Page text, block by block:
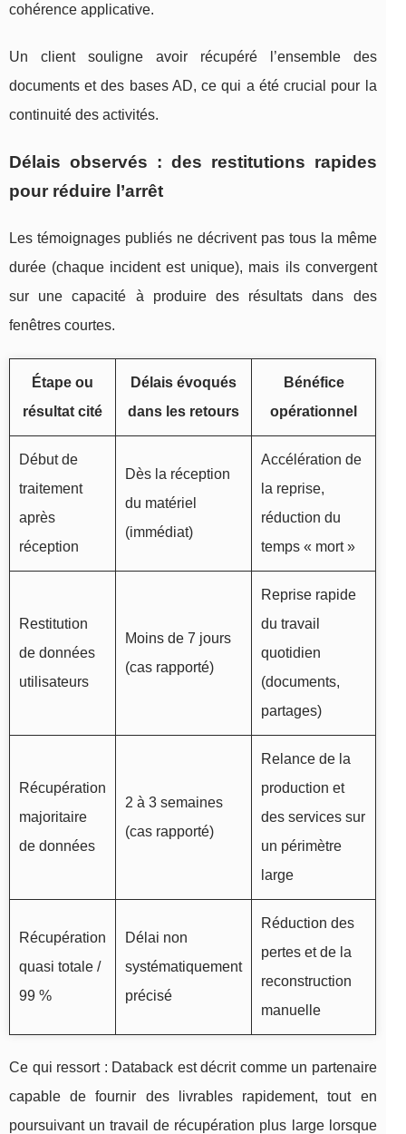
cohérence applicative.
Un client souligne avoir récupéré l’ensemble des
documents et des bases AD, ce qui a été crucial pour la
continuité des activités.
Délais observés : des restitutions rapides
pour réduire l’arrêt
Les témoignages publiés ne décrivent pas tous la même
durée (chaque incident est unique), mais ils convergent
sur une capacité à produire des résultats dans des
fenêtres courtes.
Étape ou
résultat cité
Délais évoqués
dans les retours
Bénéfice
opérationnel
Début de
traitement
après
réception
Dès la réception
du matériel
(immédiat)
Accélération de
la reprise,
réduction du
temps « mort »
Restitution
de données
utilisateurs
Moins de 7 jours
(cas rapporté)
Reprise rapide
du travail
quotidien
(documents,
partages)
Récupération
majoritaire
de données
2 à 3 semaines
(cas rapporté)
Relance de la
production et
des services sur
un périmètre
large
Récupération
quasi totale /
99 %
Délai non
systématiquement
précisé
Réduction des
pertes et de la
reconstruction
manuelle
Ce qui ressort : Databack est décrit comme un partenaire
capable de fournir des livrables rapidement, tout en
poursuivant un travail de récupération plus large lorsque